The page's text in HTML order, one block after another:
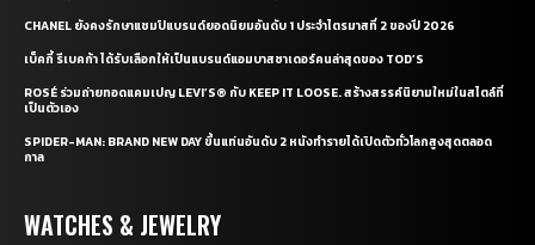
CHANEL ยังคงรักษาแชมป์แบรนด์ยอดนิยมอันดับ 1 ประจำไตรมาสที่ 2 ของปี 2026
เบ็คกี้ รีเบคก้า ได้รับเลือกให้เป็นแบรนด์แอมบาสซาเดอร์คนล่าสุดของ TOD’S
ROSÉ ร่วมถ่ายทอดแคมเปญ LEVI’S® กับ KEEP IT LOOSE. สร้างสรรค์นิยามใหม่ในสไตล์ที่
เป็นตัวเอง
SPIDER-MAN: BRAND NEW DAY ขึ้นแท่นอันดับ 2 หนังทำรายได้เปิดตัวทั่วโลกสูงสุดตลอด
กาล
WATCHES & JEWELRY